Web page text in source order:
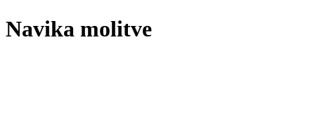
Navika molitve